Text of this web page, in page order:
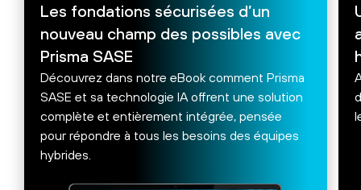
Les fondations sécurisées d’un
nouveau champ des possibles avec
Prisma SASE
Découvrez dans notre eBook comment Prisma
SASE et sa technologie IA offrent une solution
complète et entièrement intégrée, pensée
pour répondre à tous les besoins des équipes
hybrides.